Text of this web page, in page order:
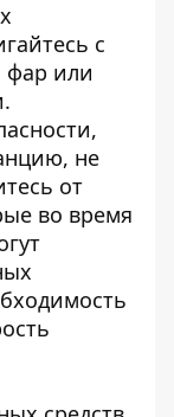
с
или
не
от
во время